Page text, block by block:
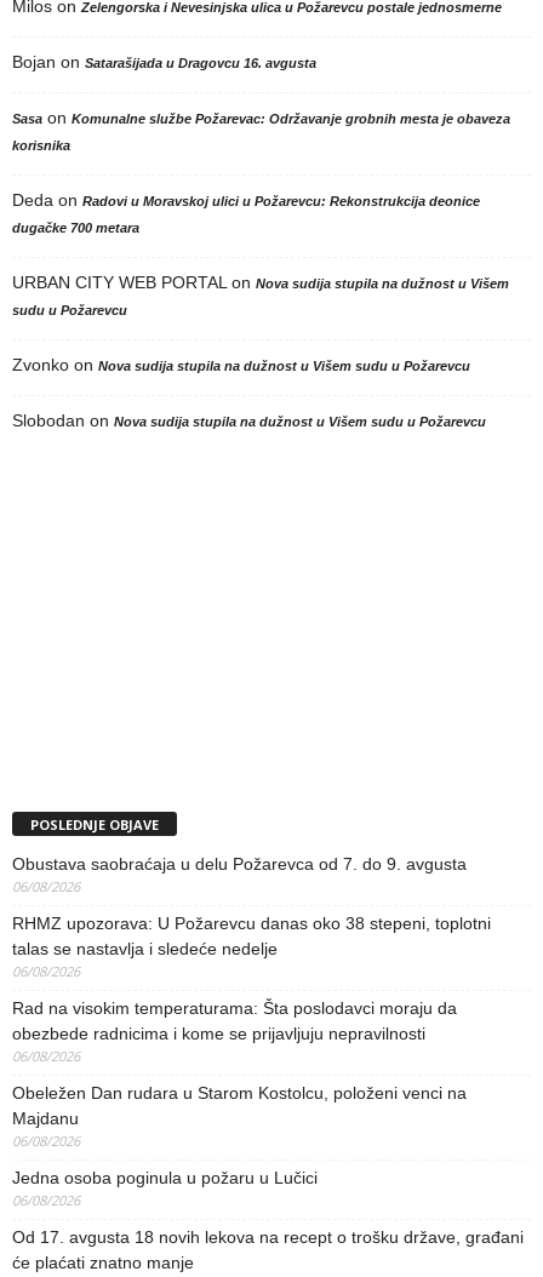
Milos on Zelengorska i Nevesinjska ulica u Požarevcu postale jednosmerne
Bojan on Satarašijada u Dragovcu 16. avgusta
Sasa on Komunalne službe Požarevac: Održavanje grobnih mesta je obaveza
korisnika
Deda on Radovi u Moravskoj ulici u Požarevcu: Rekonstrukcija deonice
dugačke 700 metara
URBAN CITY WEB PORTAL on Nova sudija stupila na dužnost u Višem
sudu u Požarevcu
Zvonko on Nova sudija stupila na dužnost u Višem sudu u Požarevcu
Slobodan on Nova sudija stupila na dužnost u Višem sudu u Požarevcu
POSLEDNJE OBJAVE
Obustava saobraćaja u delu Požarevca od 7. do 9. avgusta
06/08/2026
RHMZ upozorava: U Požarevcu danas oko 38 stepeni, toplotni
talas se nastavlja i sledeće nedelje
06/08/2026
Rad na visokim temperaturama: Šta poslodavci moraju da
obezbede radnicima i kome se prijavljuju nepravilnosti
06/08/2026
Obeležen Dan rudara u Starom Kostolcu, položeni venci na
Majdanu
06/08/2026
Jedna osoba poginula u požaru u Lučici
06/08/2026
Od 17. avgusta 18 novih lekova na recept o trošku države, građani
će plaćati znatno manje